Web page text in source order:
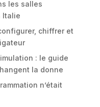
les salles
Italie
chiffrer et
: le guide
la donne
n’était